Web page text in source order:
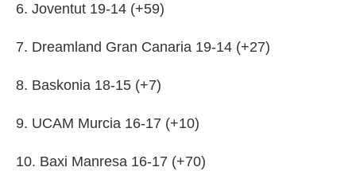
6. Joventut 19-14 (+59)
7. Dreamland Gran Canaria 19-14 (+27)
8. Baskonia 18-15 (+7)
9. UCAM Murcia 16-17 (+10)
10. Baxi Manresa 16-17 (+70)